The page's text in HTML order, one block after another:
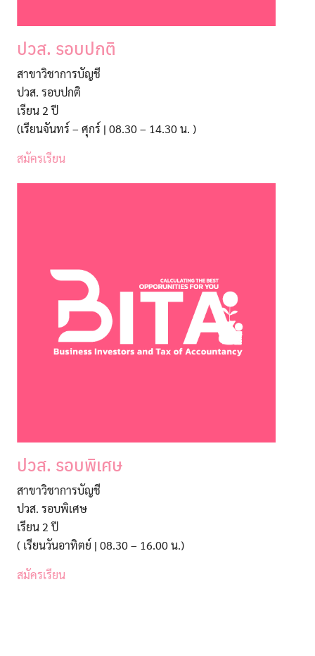
ปวส. รอบปกติ
สาขาวิชาการบัญชี
ปวส. รอบปกติ
เรียน 2 ปี
(เรียนจันทร์ – ศุกร์ | 08.30 – 14.30 น. )
สมัครเรียน
ปวส. รอบพิเศษ
สาขาวิชาการบัญชี
ปวส. รอบพิเศษ
เรียน 2 ปี
( เรียนวันอาทิตย์ | 08.30 – 16.00 น.)
สมัครเรียน